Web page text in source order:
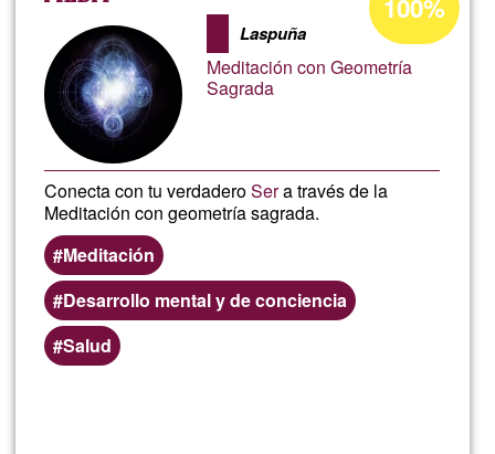
Laspuña
Meditación con Geometría
Sagrada
Conecta con tu verdaderoSera través de la
Meditación con geometría sagrada.
Meditación
Desarrollo mental y de conciencia
Salud
percentage
Ğ1
100%